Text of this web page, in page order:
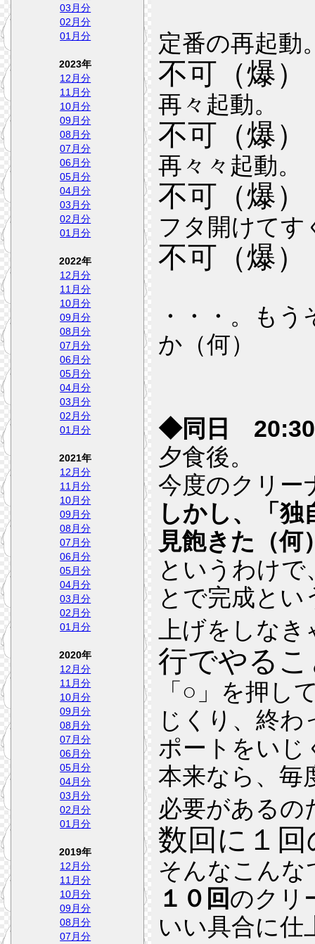
定番の再起動
不可（爆）
再々起動。
不可（爆）
再々々起動。
不可（爆）
フタ開けてす
不可（爆）
・・・。も
か（何）
◆同日 20:30
夕食後。
今度のクリー
しかし、「独
見飽きた（何
というわけ
とで完成と
上げをしな
行でやる
「○」を押し
じくり、終
ポートをいじ
本来なら、毎
必要があるの
数回に１
そんなこんな
１０回のクリ
いい具合に仕
03月分
02月分
01月分
2023年
12月分
11月分
10月分
09月分
08月分
07月分
06月分
05月分
04月分
03月分
02月分
01月分
2022年
12月分
11月分
10月分
09月分
08月分
07月分
06月分
05月分
04月分
03月分
02月分
01月分
2021年
12月分
11月分
10月分
09月分
08月分
07月分
06月分
05月分
04月分
03月分
02月分
01月分
2020年
12月分
11月分
10月分
09月分
08月分
07月分
06月分
05月分
04月分
03月分
02月分
01月分
2019年
12月分
11月分
10月分
09月分
08月分
07月分